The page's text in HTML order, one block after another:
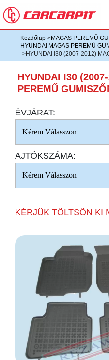
Kezdőlap->MAGAS PEREMŰ
HYUNDAI MAGAS PEREMŰ
->HYUNDAI I30 (2007-2012)
HYUNDAI I30
PEREMŰ
ÉVJÁRAT:
AJTÓKSZÁMA:
KÉRJÜK TÖLTSÖN KI